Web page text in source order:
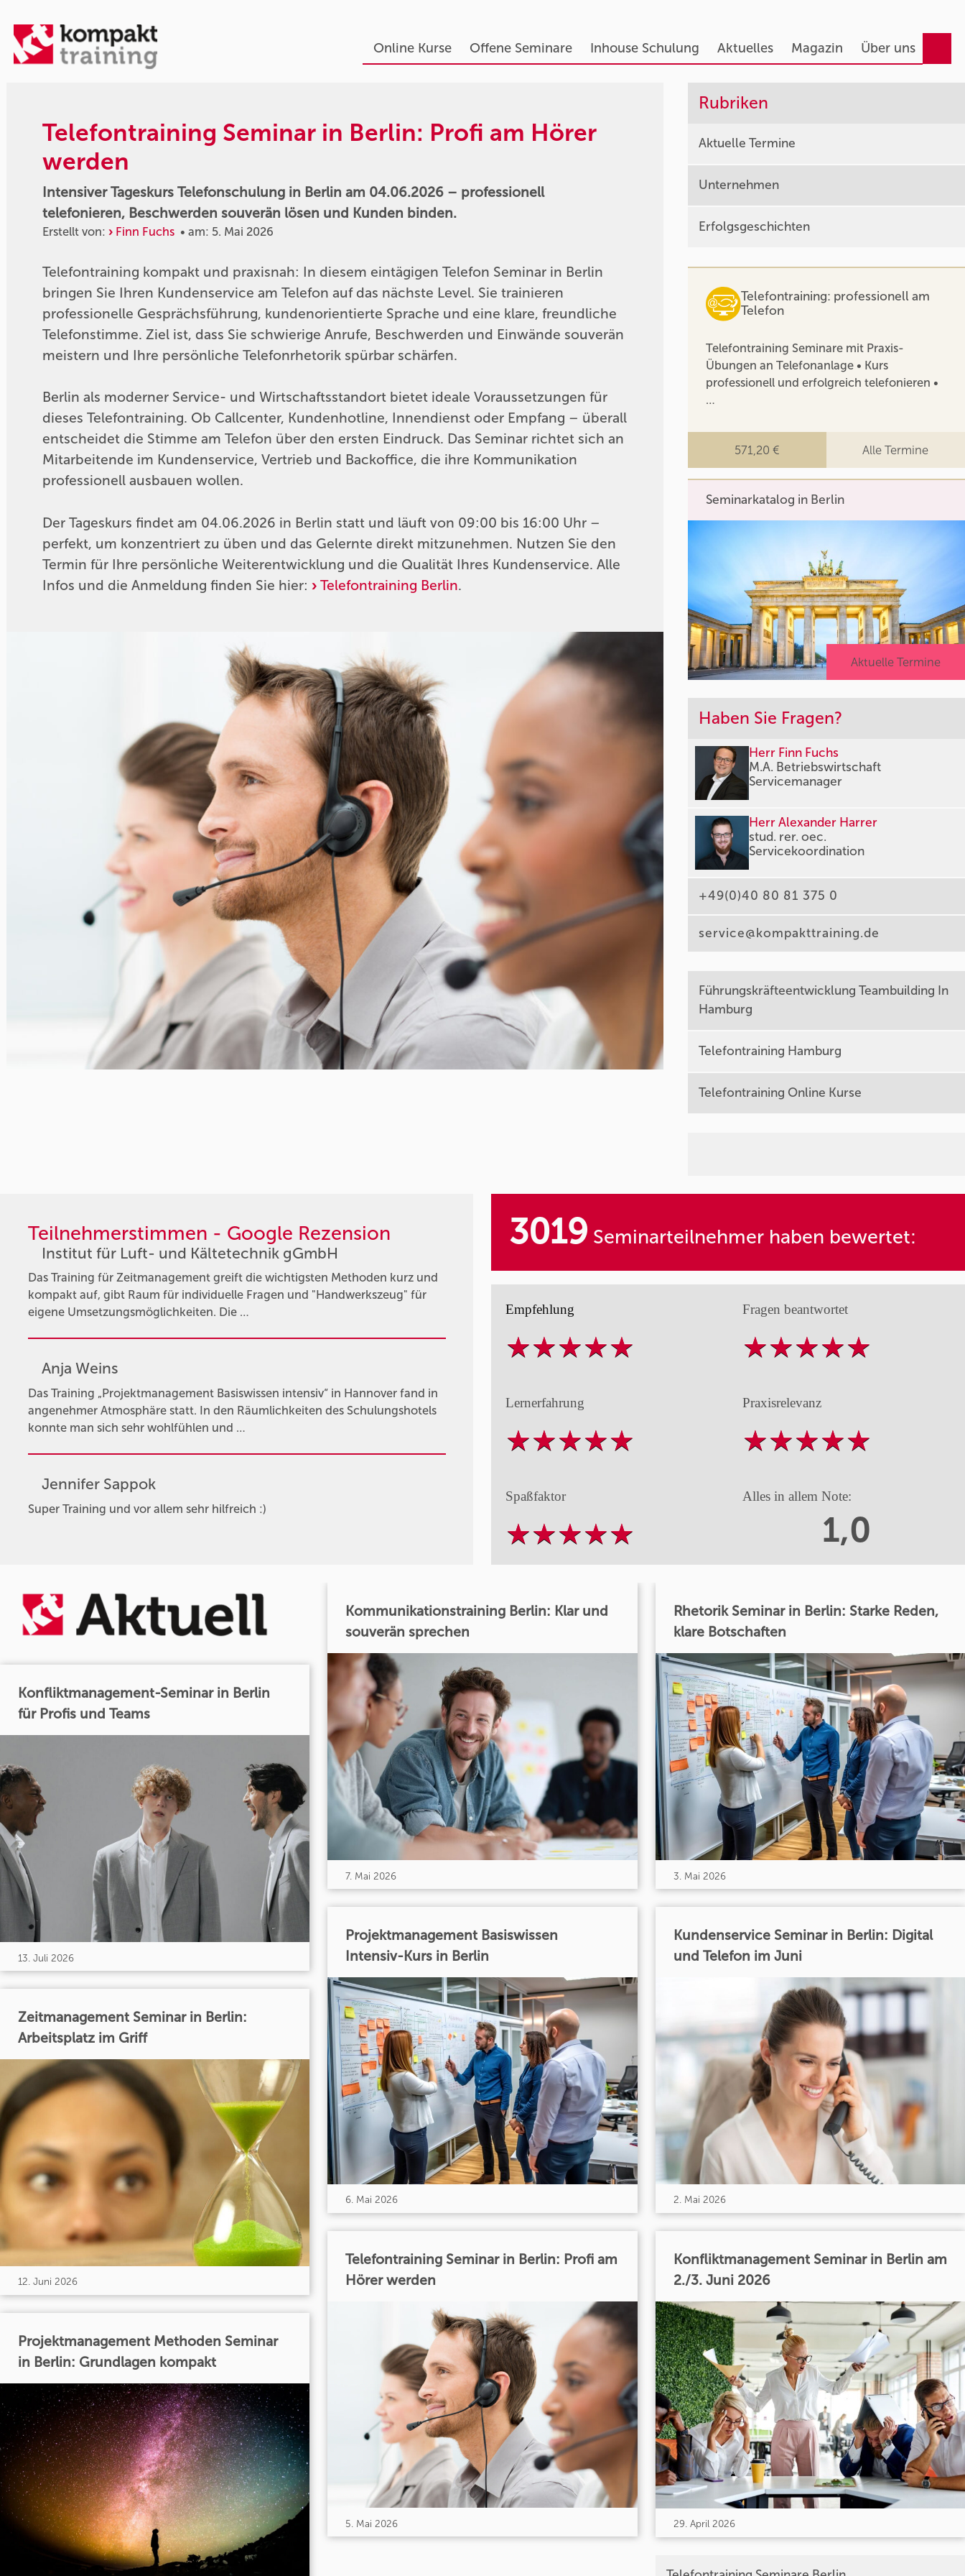
Online Kurse Offene Seminare Inhouse Schulung Aktuelles Magazin Über uns
Telefontraining Seminar in Berlin: Profi am Hörer
werden
Intensiver Tageskurs Telefonschulung in Berlin am 04.06.2026 – professionell
telefonieren, Beschwerden souverän lösen und Kunden binden.
Erstellt von: Finn Fuchs • am: 5. Mai 2026
Telefontraining kompakt und praxisnah: In diesem eintägigen Telefon Seminar in Berlin
bringen Sie Ihren Kundenservice am Telefon auf das nächste Level. Sie trainieren
professionelle Gesprächsführung, kundenorientierte Sprache und eine klare, freundliche
Telefonstimme. Ziel ist, dass Sie schwierige Anrufe, Beschwerden und Einwände souverän
meistern und Ihre persönliche Telefonrhetorik spürbar schärfen.
Berlin als moderner Service- und Wirtschaftsstandort bietet ideale Voraussetzungen für
dieses Telefontraining. Ob Callcenter, Kundenhotline, Innendienst oder Empfang – überall
entscheidet die Stimme am Telefon über den ersten Eindruck. Das Seminar richtet sich an
Mitarbeitende im Kundenservice, Vertrieb und Backoffice, die ihre Kommunikation
professionell ausbauen wollen.
Der Tageskurs findet am 04.06.2026 in Berlin statt und läuft von 09:00 bis 16:00 Uhr –
perfekt, um konzentriert zu üben und das Gelernte direkt mitzunehmen. Nutzen Sie den
Termin für Ihre persönliche Weiterentwicklung und die Qualität Ihres Kundenservice. Alle
Infos und die Anmeldung finden Sie hier: Telefontraining Berlin.
Rubriken
Aktuelle Termine
Unternehmen
Erfolgsgeschichten
Haben Sie Fragen?
Herr Finn Fuchs
M.A. Betriebswirtschaft
Servicemanager
Herr Alexander Harrer
stud. rer. oec.
Servicekoordination
+49(0)40 80 81 375 0
service@kompakttraining.de
Telefontraining: professionell am
Telefon
Telefontraining Seminare mit Praxis-
Übungen an Telefonanlage • Kurs
professionell und erfolgreich telefonieren •
…
571,20 € Alle Termine
Seminarkatalog in Berlin
Aktuelle Termine
Führungskräfteentwicklung Teambuilding In
Hamburg
Telefontraining Hamburg
Telefontraining Online Kurse
Teilnehmerstimmen - Google Rezension
Institut für Luft- und Kältetechnik gGmbH
Das Training für Zeitmanagement greift die wichtigsten Methoden kurz und
kompakt auf, gibt Raum für individuelle Fragen und "Handwerkszeug" für
eigene Umsetzungsmöglichkeiten. Die …
Anja Weins
Das Training „Projektmanagement Basiswissen intensiv“ in Hannover fand in
angenehmer Atmosphäre statt. In den Räumlichkeiten des Schulungshotels
konnte man sich sehr wohlfühlen und …
Jennifer Sappok
Super Training und vor allem sehr hilfreich :)
3019 Seminarteilnehmer haben bewertet:
Empfehlung Fragen beantwortet
Lernerfahrung Praxisrelevanz
Spaßfaktor Alles in allem Note:
1,0
Konfliktmanagement-Seminar in Berlin
für Profis und Teams
13. Juli 2026
Zeitmanagement Seminar in Berlin:
Arbeitsplatz im Griff
12. Juni 2026
Projektmanagement Methoden Seminar
in Berlin: Grundlagen kompakt
Kommunikationstraining Berlin: Klar und
souverän sprechen
7. Mai 2026
Projektmanagement Basiswissen
Intensiv-Kurs in Berlin
6. Mai 2026
Telefontraining Seminar in Berlin: Profi am
Hörer werden
5. Mai 2026
Rhetorik Seminar in Berlin: Starke Reden,
klare Botschaften
3. Mai 2026
Kundenservice Seminar in Berlin: Digital
und Telefon im Juni
2. Mai 2026
Konfliktmanagement Seminar in Berlin am
2./3. Juni 2026
29. April 2026